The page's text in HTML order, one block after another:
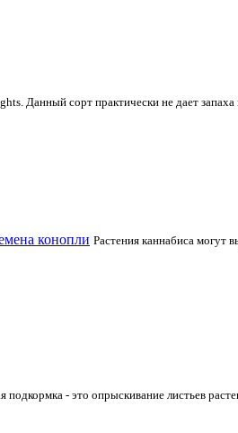
Данный сорт практически не дает
конопли Растения каннабиса могут
подкормка - это опрыскивание листьев